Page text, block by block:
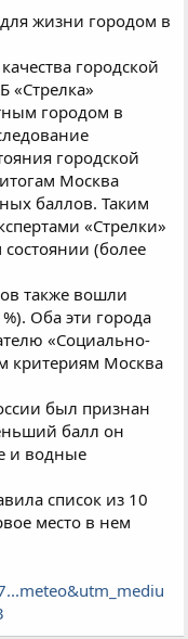
жизни городом в
городской
«Стрелка»
городом в
городской
Москва
баллов. Таким
«Стрелки»
(более
также вошли
Оба эти города
«Социально-
критериям Москва
был признан
балл он
и водные
список из 10
место в нем